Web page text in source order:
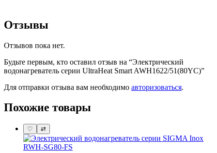
Отзывы
Отзывов пока нет.
Будьте первым, кто оставил отзыв на “Электрический
водонагреватель серии UltraHeat Smart AWH1622/51(80YC)”
Для отправки отзыва вам необходимо авторизоваться.
Похожие товары
♡ ⇄